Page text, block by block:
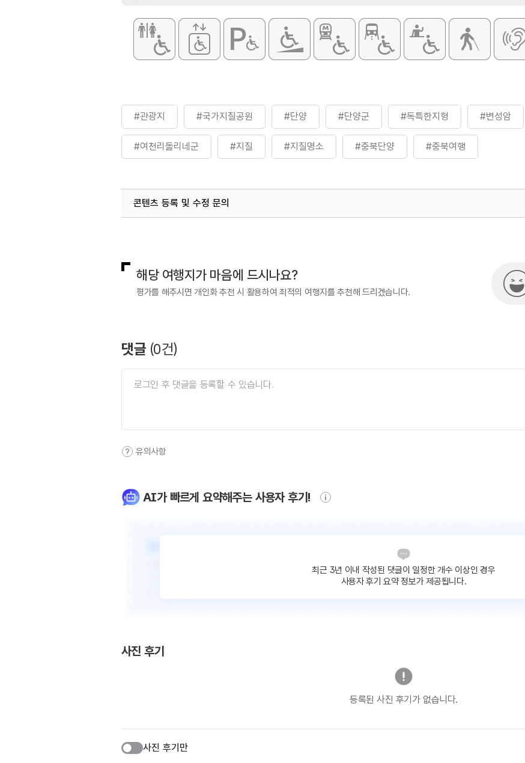
#관광지 #국가지질공원 #단양 #단양군 #독특한지형 #변성암
#여천리돌리네군 #지질 #지질명소 #충북단양 #충북여행
콘텐츠 등록 및 수정 문의
해당 여행지가 마음에 드시나요?
평가를 해주시면 개인화 추천 시 활용하여 최적의 여행지를 추천해 드리겠습니다.
댓글 (0건)
유의사항
AI가 빠르게 요약해주는 사용자 후기!
최근 3년 이내 작성된 댓글이 일정한 개수 이상인 경우
사용자 후기 요약 정보가 제공됩니다.
사진 후기
등록된 사진 후기가 없습니다.
사진 후기만